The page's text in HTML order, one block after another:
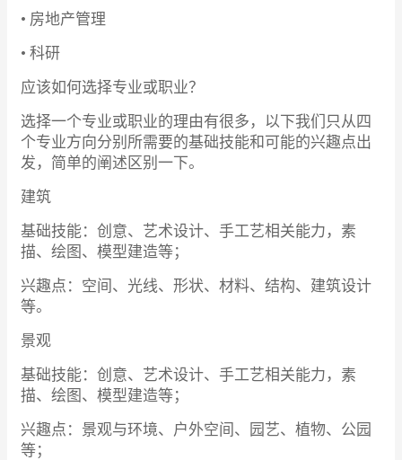
• 房地产管理
• 科研
应该如何选择专业或职业？
选择一个专业或职业的理由有很多，以下我们只从四
个专业方向分别所需要的基础技能和可能的兴趣点出
发，简单的阐述区别一下。
建筑
基础技能：创意、艺术设计、手工艺相关能力，素
描、绘图、模型建造等；
兴趣点：空间、光线、形状、材料、结构、建筑设计
等。
景观
基础技能：创意、艺术设计、手工艺相关能力，素
描、绘图、模型建造等；
兴趣点：景观与环境、户外空间、园艺、植物、公园
等；